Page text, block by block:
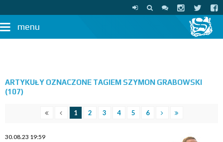
menu
ARTYKUŁY OZNACZONE TAGIEM SZYMON GRABOWSKI
(107)
1 2 3 4 5 6
30.08.23 19:59